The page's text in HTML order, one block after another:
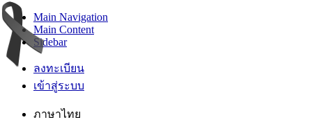
Main Navigation
Main Content
Sidebar
ลงทะเบียน
เข้าสู่ระบบ
ภาษาไทย